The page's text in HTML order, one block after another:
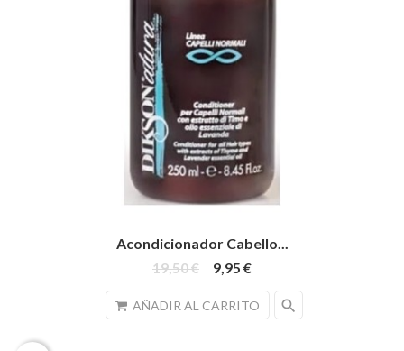
Acondicionador Cabello...
19,50 €
9,95 €
AÑADIR AL CARRITO search